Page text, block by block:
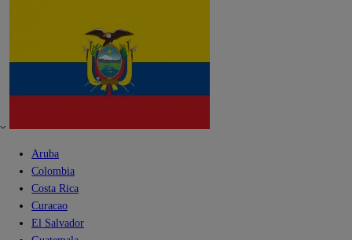
Aruba
Colombia
Costa Rica
Curacao
El Salvador